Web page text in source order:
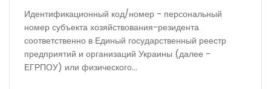
Идентификационный код/номер - персональный
номер субъекта хозяйствования-резидента
соответственно в Единый государственный реестр
предприятий и организаций Украины (далее -
ЕГРПОУ) или физического...